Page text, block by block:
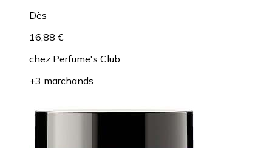
Dès
16,88 €
chez Perfume's Club
+3 marchands